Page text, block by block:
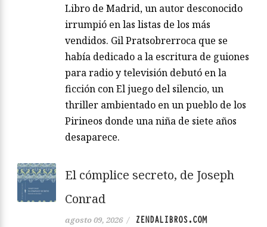
Libro de Madrid, un autor desconocido
irrumpió en las listas de los más
vendidos. Gil Pratsobrerroca que se
había dedicado a la escritura de guiones
para radio y televisión debutó en la
ficción con El juego del silencio, un
thriller ambientado en un pueblo de los
Pirineos donde una niña de siete años
desaparece.
El cómplice secreto, de Joseph
Conrad
agosto 09, 2026 / ZENDALIBROS.COM